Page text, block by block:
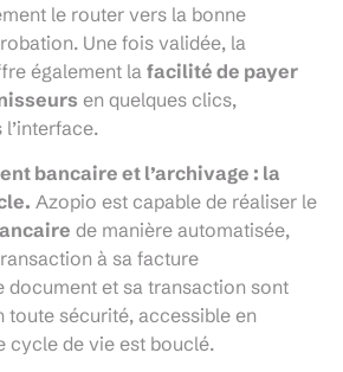
le router vers la bonne
Une fois validée, la
également la facilité de payer
en quelques clics,
bancaire et l’archivage : la
Azopio est capable de réaliser le
de manière automatisée,
à sa facture
document et sa transaction sont
toute sécurité, accessible en
cycle de vie est bouclé.